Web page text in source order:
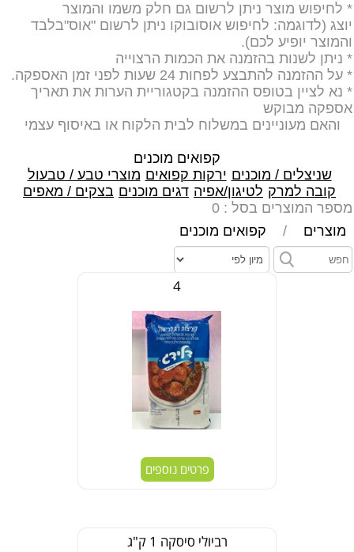
* לחיפוש מוצר ניתן לרשום גם חלק משמו והמוצר
יוצג (לדוגמה: לחיפוש אוסובוקו ניתן לרשום "אוס"בלבד
והמוצר יופיע לכם).
* ניתן לשנות בהזמנה את הכמות הרצוייה
* על ההזמנה להתבצע לפחות 24 שעות לפני זמן האספקה.
* נא לציין בטופס ההזמנה בקטגוריית הערות את תאריך
אספקה מבוקש
והאם מעוניינים במשלוח לבית הלקוח או באיסוף עצמי
קפואים מוכנים
שניצלים / מוכנים ירקות קפואים מוצרי טבע / טבעול
קובה למרק לטיגון/אפיה דגים מוכנים בצקים / מאפים
מספר המוצרים בסל : 0
מוצרים
/ קפואים מוכנים
4
פרטים נוספים
רביולי סיסקה 1 ק"ג